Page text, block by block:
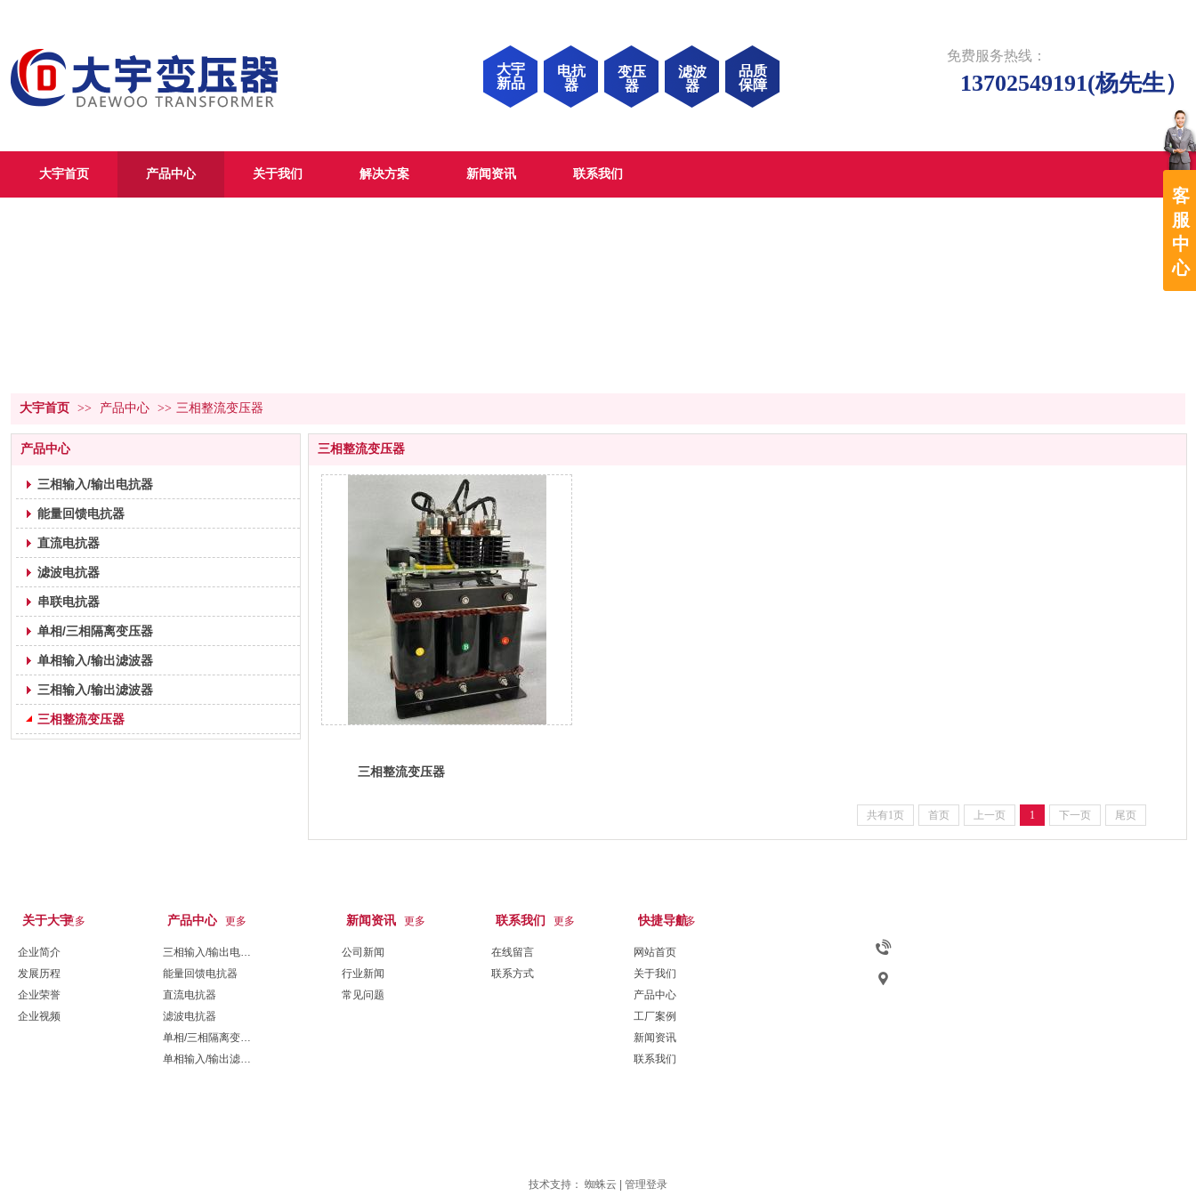
大宇
新品
电抗
器
变压
器
滤波
器
品质
保障
13702549191(杨先生）
免费服务热线：
大宇首页 产品中心 关于我们 解决方案 新闻资讯 联系我们
大宇首页 >> 产品中心 >> 三相整流变压器
产品中心
三相输入/输出电抗器
能量回馈电抗器
直流电抗器
滤波电抗器
串联电抗器
单相/三相隔离变压器
单相输入/输出滤波器
三相输入/输出滤波器
三相整流变压器
三相整流变压器
三相整流变压器
共有1页 首页 上一页 1 下一页 尾页
关于大宇更多
企业简介
发展历程
企业荣誉
企业视频
产品中心 更多
三相输入/输出电抗器
能量回馈电抗器
直流电抗器
滤波电抗器
单相/三相隔离变压器
单相输入/输出滤波器
新闻资讯 更多
公司新闻
行业新闻
常见问题
快捷导航
更多
网站首页
关于我们
产品中心
工厂案例
新闻资讯
联系我们
联系我们 更多
在线留言
联系方式
客
服
中
心
技术支持： 蜘蛛云 管理登录